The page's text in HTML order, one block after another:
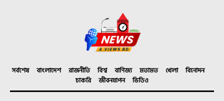
সর্বশেষ বাংলাদেশ রাজনীতি বিশ্ব বাণিজ্য মতামত খেলা
বিনোদন
চাকরি
জীবনযাপন ভিডিও